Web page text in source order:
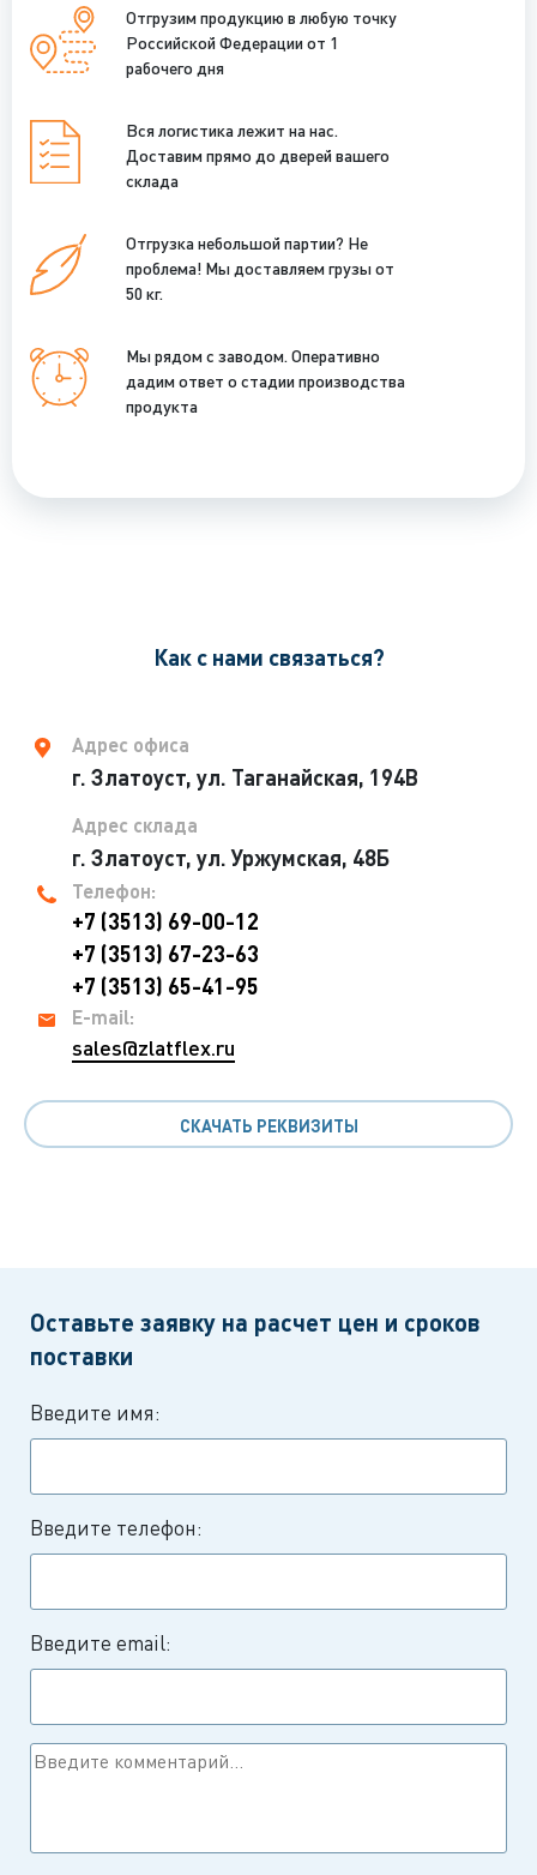
Отгрузим продукцию в любую точку
Российской Федерации от 1
рабочего дня
Вся логистика лежит на нас.
Доставим прямо до дверей вашего
склада
Отгрузка небольшой партии? Не
проблема! Мы доставляем грузы от
50 кг.
Мы рядом с заводом. Оперативно
дадим ответ о стадии производства
продукта
Как с нами связаться?
Адрес офиса
г. Златоуст, ул. Таганайская, 194В
Адрес склада
г. Златоуст, ул. Уржумская, 48Б
Телефон:
+7 (3513) 69-00-12
+7 (3513) 67-23-63
+7 (3513) 65-41-95
E-mail:
sales@zlatflex.ru
СКАЧАТЬ РЕКВИЗИТЫ
Оставьте заявку на расчет цен и сроков
поставки
Введите имя:
Введите телефон:
Введите email: